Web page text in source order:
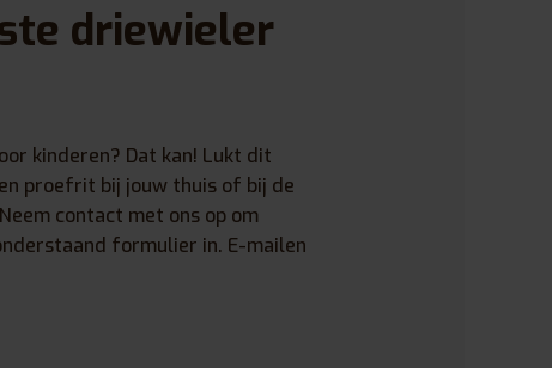
driewieler
kinderen? Dat kan! Lukt dit
proefrit bij jouw thuis of bij de
contact met ons op om
formulier in. E-mailen